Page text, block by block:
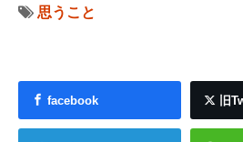
思うこと
facebook 旧